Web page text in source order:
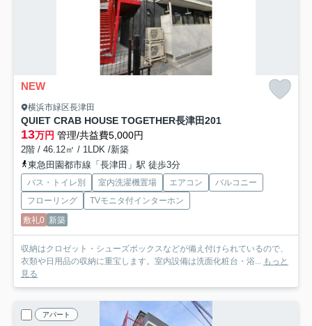
NEW
横浜市緑区長津田
QUIET CRAB HOUSE TOGETHER長津田201
13万円 管理/共益費5,000円
2階 / 46.12㎡ / 1LDK /新築
東急田園都市線「長津田」駅 徒歩3分
バス・トイレ別 室内洗濯機置場 エアコン
バルコニー
フローリング
TVモニタ付インターホン
敷礼0 新築
収納はクロゼット・シューズボックスなどが備え付けられているので、
衣類や日用品の収納に重宝します。室内設備は洗面化粧台・浴... もっと
見る
アパート